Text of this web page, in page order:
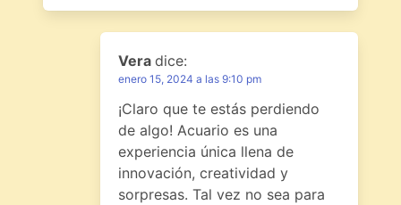
Vera dice:
enero 15, 2024 a las 9:10 pm
¡Claro que te estás perdiendo
de algo! Acuario es una
experiencia única llena de
innovación, creatividad y
sorpresas. Tal vez no sea para